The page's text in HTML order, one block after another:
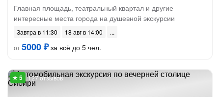
Главная площадь, театральный квартал и другие
интересные места города на душевной экскурсии
Завтра в 11:30
18 авг в 14:00
от5000 ₽за всё до 5 чел.
127 отзывов